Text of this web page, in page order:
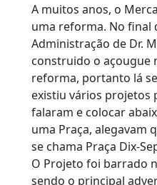
A muitos anos, o
uma reforma. No final
Administração de Dr.
construido o açougue
reforma, portanto lá
existiu vários projetos
falaram e colocar
uma Praça, alegavam
se chama Praça Dix-
O Projeto foi barrado
sendo o principal